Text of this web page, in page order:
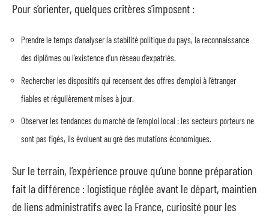
Pour s’orienter, quelques critères s’imposent :
Prendre le temps d’analyser la stabilité politique du pays, la reconnaissance
des diplômes ou l’existence d’un réseau d’expatriés.
Rechercher les dispositifs qui recensent des offres d’emploi à l’étranger
fiables et régulièrement mises à jour.
Observer les tendances du marché de l’emploi local : les secteurs porteurs ne
sont pas figés, ils évoluent au gré des mutations économiques.
Sur le terrain, l’expérience prouve qu’une bonne préparation
fait la différence : logistique réglée avant le départ, maintien
de liens administratifs avec la France, curiosité pour les